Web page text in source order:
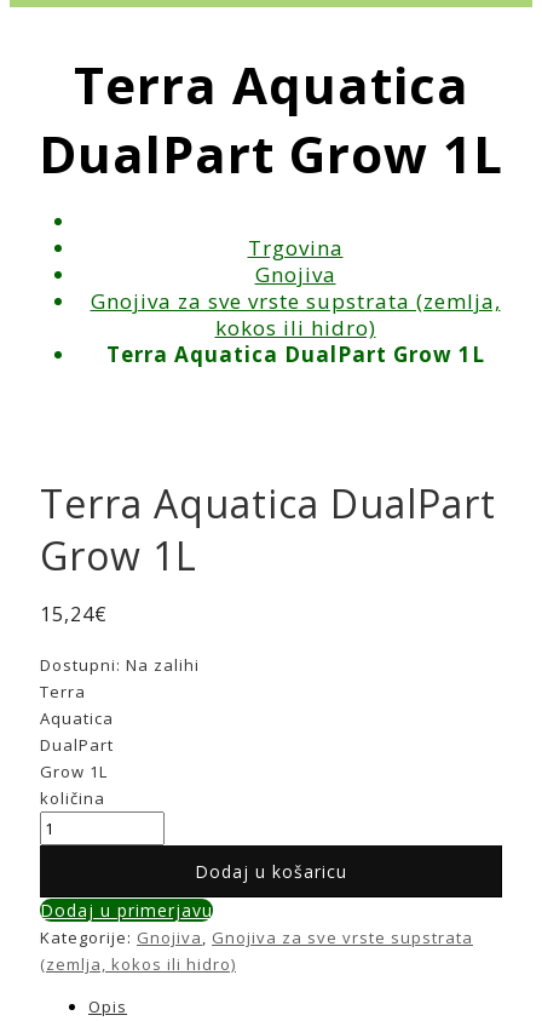
Terra Aquatica
DualPart Grow 1L
Trgovina
Gnojiva
Gnojiva za sve vrste supstrata (zemlja,
kokos ili hidro)
Terra Aquatica DualPart Grow 1L
Terra Aquatica DualPart
Grow 1L
15,24€
Dostupni: Na zalihi
Terra
Aquatica
DualPart
Grow 1L
količina
Dodaj u košaricu
Dodaj u primerjavu
Kategorije: Gnojiva, Gnojiva za sve vrste supstrata
(zemlja, kokos ili hidro)
Opis